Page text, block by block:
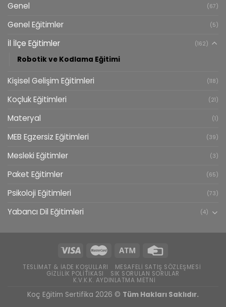
Genel (67)
Genel Eğitimler (5)
İl İlçe Eğitimler (162)
Robotik ve Kodlama Eğitimi
Kişisel Gelişim Eğitimleri (118)
Koçluk Eğitimleri (21)
Materyal (1)
MEB Egzersiz Eğitimleri (39)
Mesleki Eğitimler (3)
Paket Eğitimler (65)
Psikoloji Eğitimleri (73)
Yabancı Dil Eğitimleri (4)
TESLIMAT & İADE KOŞULLARI
MESAFELI SATIŞ SÖZLEŞMESI
GIZLILIK POLITIKASI
SIK SORULAN SORULAR
K.V.K.K. AYDINLATMA METNI
Koç Eğitim Sertifika 2026 © Tüm Hakları Saklıdır.